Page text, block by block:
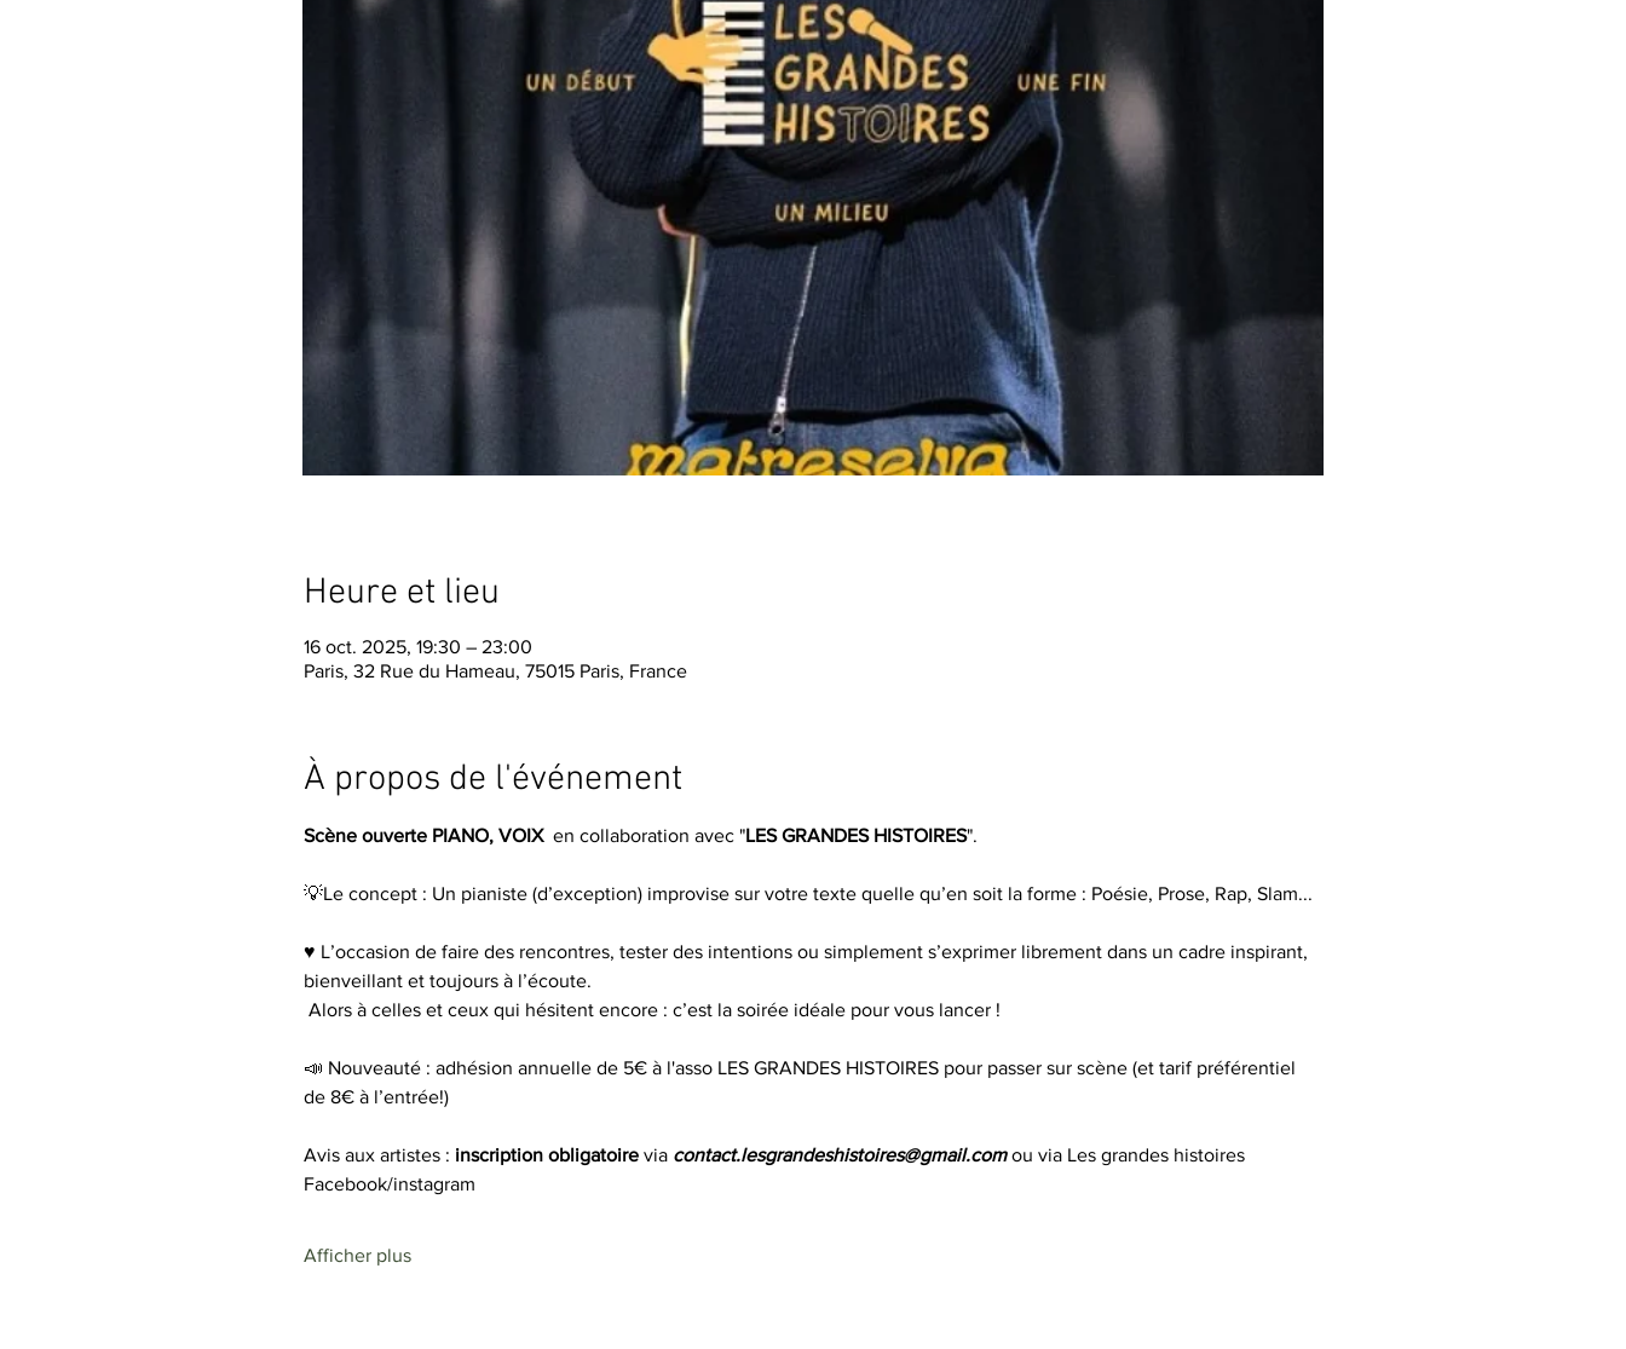
Heure et lieu
16 oct. 2025, 19:30 – 23:00
Paris, 32 Rue du Hameau, 75015 Paris, France
À propos de l'événement
Scène ouverte PIANO, VOIX en collaboration avec "LES GRANDES HISTOIRES".
💡Le concept : Un pianiste (d’exception) improvise sur votre texte quelle qu’en soit la forme : Poésie, Prose, Rap, Slam...
♥️ L’occasion de faire des rencontres, tester des intentions ou simplement s’exprimer librement dans un cadre inspirant,
bienveillant et toujours à l’écoute.
Alors à celles et ceux qui hésitent encore : c’est la soirée idéale pour vous lancer !
📣 Nouveauté : adhésion annuelle de 5€ à l'asso LES GRANDES HISTOIRES pour passer sur scène (et tarif préférentiel
de 8€ à l’entrée!)
Avis aux artistes : inscription obligatoire via contact.lesgrandeshistoires@gmail.com ou via Les grandes histoires
Facebook/instagram
Afficher plus